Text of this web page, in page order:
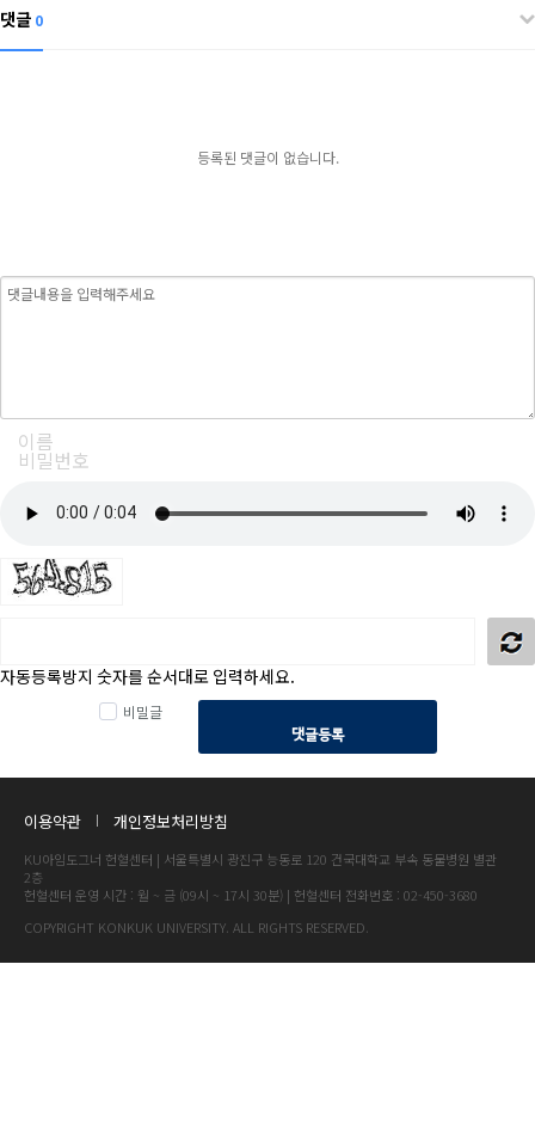
댓글 0
등록된 댓글이 없습니다.
자동등록방지 숫자를 순서대로 입력하세요.
비밀글
댓글등록
이용약관 개인정보처리방침
KU아임도그너 헌혈센터 | 서울특별시 광진구 능동로 120 건국대학교 부속 동물병원 별관
2층
헌혈센터 운영 시간 : 월 ~ 금 (09시 ~ 17시 30분) | 헌혈센터 전화번호 : 02-450-3680
COPYRIGHT KONKUK UNIVERSITY. ALL RIGHTS RESERVED.